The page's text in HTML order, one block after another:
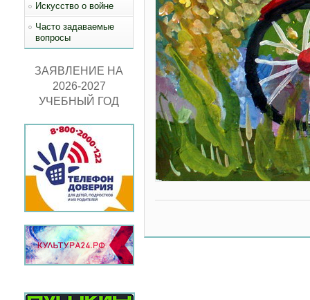
Искусство о войне
Часто задаваемые
вопросы
ЗАЯВЛЕНИЕ НА
2026-2027
УЧЕБНЫЙ ГОД